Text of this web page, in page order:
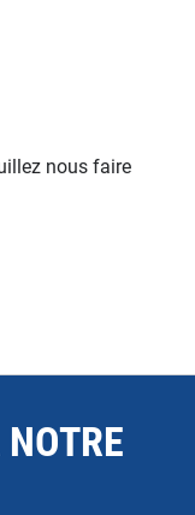
nous faire